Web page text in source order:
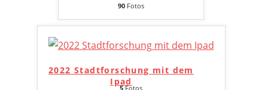
90 Fotos
2022 Stadtforschung mit dem
Ipad
5Fotos